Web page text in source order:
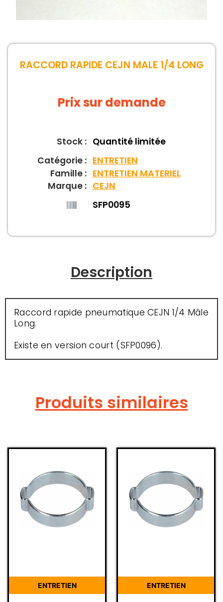
RACCORD RAPIDE CEJN MALE 1/4 LONG
Prix sur demande
Stock : Quantité limitée
Catégorie : ENTRETIEN
Famille : ENTRETIEN MATERIEL
Marque : CEJN
SFP0095
Description
Raccord rapide pneumatique CEJN 1/4 Mâle
Long.
Existe en version court (SFP0096).
Produits similaires
ENTRETIEN ENTRETIEN